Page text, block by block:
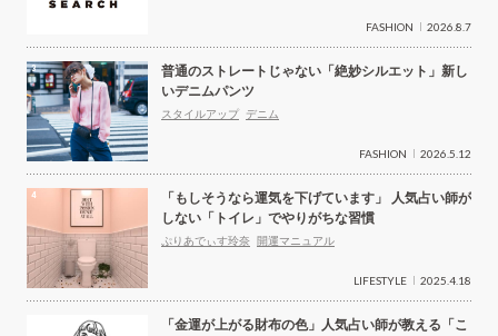
FASHION 2026.8.7
普通のストレートじゃない「絶妙シルエット」新し
いデニムパンツ
スタイルアップ デニム
FASHION 2026.5.12
「もしそうなら運気を下げています」 人気占い師が
しない「トイレ」でやりがちな習慣
ぷりあでぃす玲奈 開運マニュアル
LIFESTYLE 2025.4.18
「金運が上がる財布の色」人気占い師が教える「こ